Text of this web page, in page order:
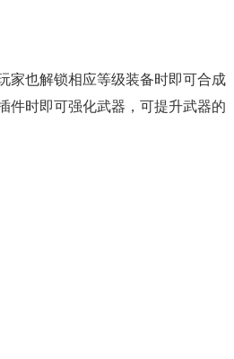
家也解锁相应等级装备时即可合成
件时即可强化武器，可提升武器的